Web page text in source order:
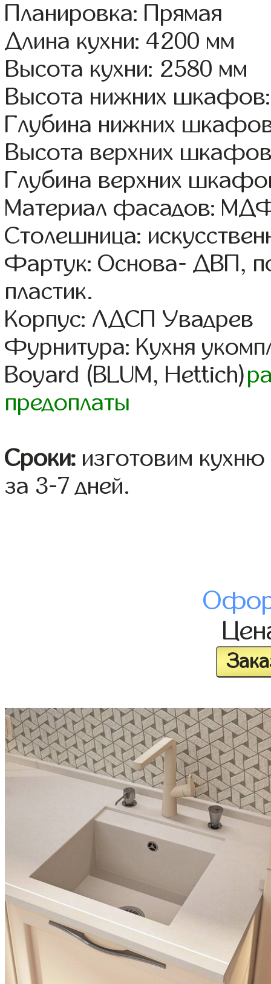
Планировка: Прямая
Длина кухни: 4200 мм
Высота кухни: 2580 мм
Высота нижних
Глубина нижних
Высота верхних
Глубина верхних
Материал фасадов:
Столешница:
Фартук: Основа- ДВП,
пластик.
Корпус: ЛДСП Увадрев
Фурнитура: Кухня
Boyard (BLUM, Hettich)
предоплаты
Сроки: изготовим
за 3-7 дней.